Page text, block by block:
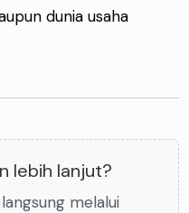
dunia usaha
lebih lanjut?
melalui